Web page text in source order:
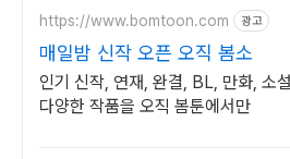
https://www.bomtoon.com 광고
매일밤 신작 오픈 오직 봄소
인기 신작, 연재, 완결, BL, 만화, 소
다양한 작품을 오직 봄툰에서만